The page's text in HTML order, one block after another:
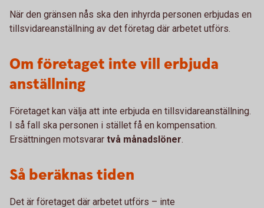
När den gränsen nås ska den inhyrda personen erbjudas en
tillsvidareanställning av det företag där arbetet utförs.
Om företaget inte vill erbjuda
anställning
Företaget kan välja att inte erbjuda en tillsvidareanställning.
I så fall ska personen i stället få en kompensation.
Ersättningen motsvarar två månadslöner.
Så beräknas tiden
Det är företaget där arbetet utförs – inte